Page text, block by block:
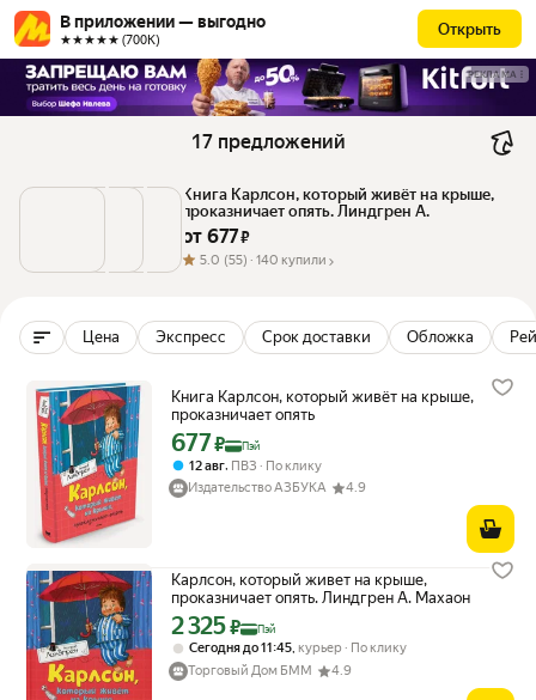
В приложении — выгодно
★★★★★ (700К)
Открыть
РЕКЛАМА
17 предложений
Книга Карлсон, который живёт на крыше,
проказничает опять. Линдгрен А.
от 677 ₽
5.0 (55) · 140 купили
Цена Экспресс Срок доставки Обложка
Книга Карлсон, который живёт на крыше,
проказничает опять
Цена с картой Яндекс Пэй 677 ₽ вместо
677₽ Пэй
12 авг, ПВЗ
По клику
Издательство АЗБУКА
4.9
Карлсон, который живет на крыше,
проказничает опять. Линдгрен А. Махаон
Цена с картой Яндекс Пэй 2325 ₽ вместо
2 325₽ Пэй
Сегодня до 11:45, курьер
По клику
Торговый Дом БММ
4.9